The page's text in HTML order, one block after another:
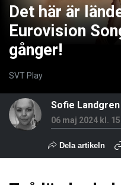
Det här är
Eurovision
gånger!
SVT Play
Sofie Landgren
06 maj 2024 kl.
Dela artikeln